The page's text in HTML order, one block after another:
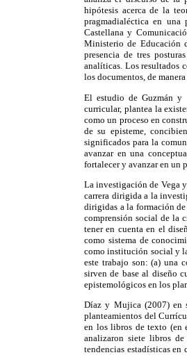
hipótesis acerca de la
pragmadialéctica en una
Castellana y
Ministerio de Educación
presencia de tres
analíticas. Los resultados
los documentos, de
El estudio de Guzmán y
curricular, plantea la
como un proceso en
de su episteme,
significados para la
avanzar en una
fortalecer y avanzar en un
La investigación de Vega
carrera dirigida a la
dirigidas a la formación
comprensión social de la
tener en cuenta en el
como sistema de
como institución social y
este trabajo son: (a) una
sirven de base al diseño
epistemológicos en los
Díaz y Mujica (2007) en
planteamientos del
en los libros de texto (en
analizaron siete libros
tendencias estadísticas